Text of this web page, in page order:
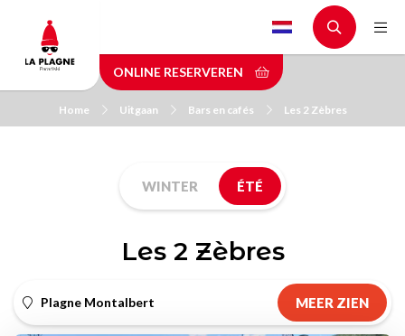
main
content
ONLINE RESERVEREN
Home Uitgaan Bars en cafés Les 2 Zèbres
WINTER ÉTÉ
Les 2 Zèbres
Plagne Montalbert MEER ZIEN